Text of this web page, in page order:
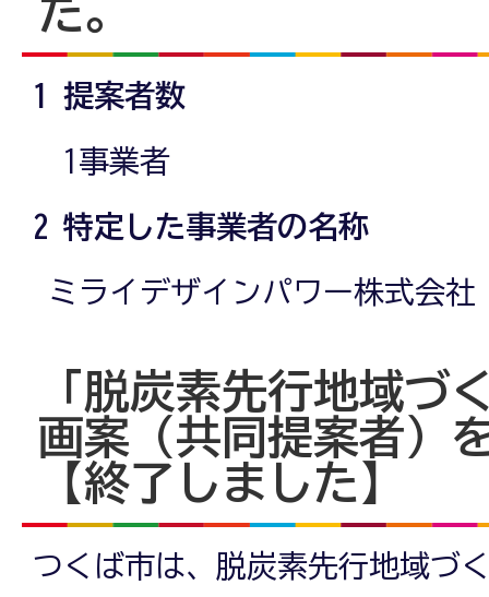
た。
1 提案者数
1事業者
2 特定した事業者の名称
ミライデザインパワー株式会社
「脱炭素先行地域づ
画案（共同提案者）
【終了しました】
つくば市は、脱炭素先行地域づ